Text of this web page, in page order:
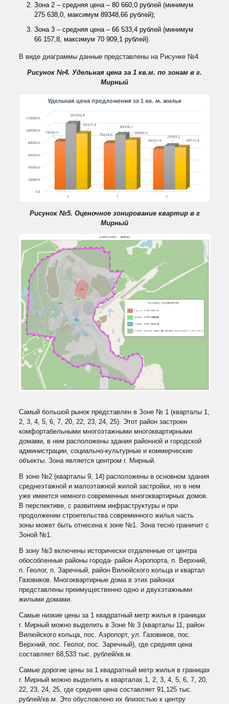
Зона 2 – средняя цена – 80 660,0 рублей (минимум
275 638,0, максимум 89348,66 рублей);
Зона 3 – средняя цена – 66 533,4 рублей (минимум
66 157,8, максимум 70 909,1 рублей).
В виде диаграммы данные представлены на Рисунке №4
Рисунок №4. Удельная цена за 1 кв.м. по зонам в г.
Мирный
Рисунок №5. Оценочное зонирование квартир в г
Мирный
Самый большой рынок представлен в Зоне № 1 (кварталы 1,
2, 3, 4, 5, 6, 7, 20, 22, 23, 24, 25). Этот район застроен
комфортабельными многоэтажными многоквартирными
домами, в нем расположены здания районной и городской
администрации, социально-культурные и коммерческие
объекты. Зона является центром г. Мирный.
В зоне №2 (кварталы 9, 14) расположены в основном здания
среднеэтажной и малоэтажной жилой застройки, но в нем
уже имеется немного современных многоквартирных домов.
В перспективе, с развитием инфраструктуры и при
продолжении строительства современного жилья часть
зоны может быть отнесена к зоне №1. Зона тесно граничит с
Зоной №1.
В зону №3 включены исторически отдаленные от центра
обособленные районы города- район Аэропорта, п. Верхний,
п. Геолог, п. Заречный, район Вилюйского кольца и квартал
Газовиков. Многоквартирные дома в этих районах
представлены преимущественно одно и двухэтажными
жилыми домами.
Самые низкие цены за 1 квадратный метр жилья в границах
г. Мирный можно выделить в Зоне № 3 (кварталы 11, район
Вилюйского кольца, пос. Аэропорт, ул. Газовиков, пос.
Верхний, пос. Геолог, пос. Заречный), где средняя цена
составляет 68,533 тыс. рублей/кв.м.
Самые дорогие цены за 1 квадратный метр жилья в границах
г. Мирный можно выделить в кварталах 1, 2, 3, 4, 5, 6, 7, 20,
22, 23, 24, 25, где средняя цена составляет 91,125 тыс.
рублей/кв.м. Это обусловлено их близостью к центру